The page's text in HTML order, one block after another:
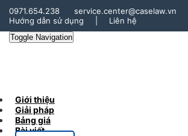
0971.654.238
service.center@caselaw.vn
Hướng dẫn sử dụng
Liên hệ
Toggle Navigation
Giới thiệu
Giải pháp
Bảng giá
Bài viết